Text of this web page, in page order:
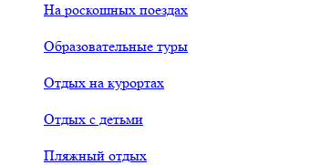
На роскошных поездах
Образовательные туры
Отдых на курортах
Отдых с детьми
Пляжный отдых